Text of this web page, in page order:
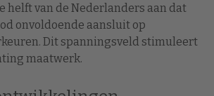
helft van de Nederlanders aan dat
onvoldoende aansluit op
Dit spanningsveld stimuleert
maatwerk.